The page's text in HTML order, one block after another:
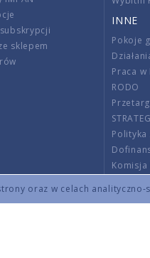
oraz w celach analityczno-
sklepem
INNE
Pokoje
Praca w
RODO
Polityka
Komisja